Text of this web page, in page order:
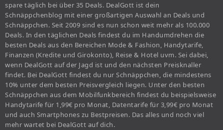
spare täglich bei über 35 Deals. DealGott ist dein
Schnäppchenblog mit einer großartigen Auswahl an Deals und
Schnäppchen. Seit 2009 sind es nun schon weit mehr als 100.000
Deals. In den täglichen Deals findest du im Handumdrehen die
besten Deals aus den Bereichen Mode & Fashion, Handytarife,
Finanzen (Kredite und Girokonto), Reise & Hotel uvm. Sei dabei,
wenn DealGott auf der Jagd ist und den nächsten Preisknaller
findet. Bei DealGott findest du nur Schnäppchen, die mindestens
10% unter dem besten Preisvergleich liegen. Unter den besten
Schnäppchen aus dem Mobilfunkbereich findest du beispielsweise
Handytarife für 1,99€ pro Monat, Datentarife für 3,99€ pro Monat
und auch Smartphones zu Bestpreisen. Das alles und noch viel
mehr wartet bei DealGott auf dich.